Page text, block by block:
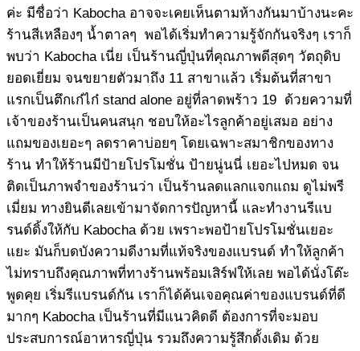
ค่ะ มีชื่อว่า Kabocha อาจจะเคยเห็นตามห้างกันมาบ้างนะคะ
ร้านสีเหลืองๆ น้ำตาลๆ พอได้เริ่มทำความรู้จักกันจริงๆ เราก็
พบว่า Kabocha เนี่ย เป็นร้านญี่ปุ่นที่คุณภาพดีสุดๆ วัตถุดิบ
ยอดเยี่ยม จนขยายตัวมาถึง 11 สาขาแล้ว เริ่มต้นที่สาขา
แรกเป็นตึกเก๋ไก๋ stand alone อยู่ที่ลาดพร้าว 19 ด้วยความที่
เจ้าของร้านเป็นคนสนุก ชอบให้อะไรลูกค้าอยู่เสมอ อย่าง
แถมของเยอะๆ ลดราคาบ่อยๆ โดยเฉพาะสมาชิกของทาง
ร้าน ทำให้ร้านมีป้ายโปรโมชั่น ป้ายนู่นนี่ เยอะไปหมด จน
ติดเป็นภาพจำของร้านว่า เป็นร้านลดแลกแจกแถม ดูไม่พรี
เมี่ยม ทางยินดีเลยเข้ามาจัดการปัญหานี้ และทำงานรีแบ
รนด์ดิ้งให้กับ Kabocha ด้วย เพราะพอป้ายโปรโมชั่นเยอะ
แยะ มันก็บดบังความดีงามที่แท้จริงของแบรนด์ ทำให้ลูกค้า
ไม่ทราบถึงคุณภาพที่ทางร้านพร้อมเสิร์ฟให้เลย พอได้นั่งโต๊ะ
พูดคุย เริ่มรีแบรนด์กัน เราก็ได้ค้นเจอคุณค่าของแบรนด์ที่ดี
มากๆ Kabocha เป็นร้านที่มีแนวคิดดี ต้องการที่จะมอบ
ประสบการณ์อาหารญี่ปุ่น รวมถึงความรู้สึกดั้งเดิม ด้วย